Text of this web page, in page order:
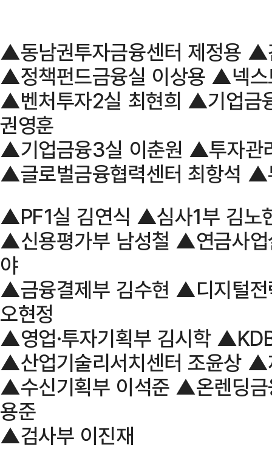
▲동남권투자금융센터 제정용 ▲
▲정책펀드금융실 이상용 ▲넥스
▲벤처투자2실 최현희 ▲기업금
권영훈
▲기업금융3실 이춘원 ▲투자관
▲글로벌금융협력센터 최항석 ▲
▲PF1실 김연식 ▲심사1부 김노
▲신용평가부 남성철 ▲연금사
야
▲금융결제부 김수현 ▲디지털
오현정
▲영업·투자기획부 김시학
▲산업기술리서치센터 조윤상 ▲
▲수신기획부 이석준 ▲온렌딩
용준
▲검사부 이진재